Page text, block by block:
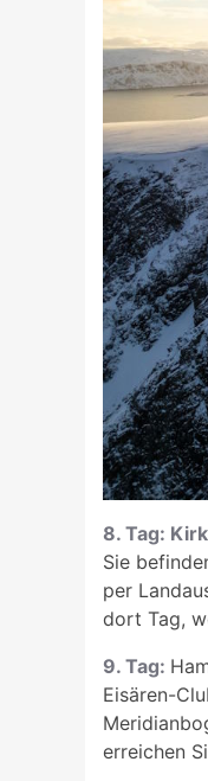
8. Tag:
Sie
per
dort Tag,
9. Tag:
Eisären-
erreichen